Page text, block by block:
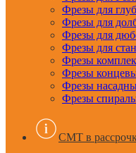
Фрезы для
Фрезы для
Фрезы для
Фрезы для
Фрезы
Фрезы
Фрезы
Фрезы
CMT в